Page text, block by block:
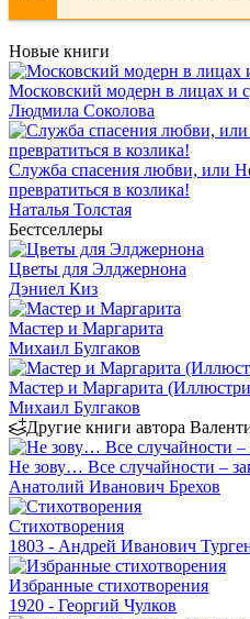
Новые книги
Московский модерн в лицах и
Людмила Соколова
Служба спасения любви, или
превратиться в козлика!
Наталья Толстая
Бестселлеры
Цветы для Элджернона
Дэниел Киз
Мастер и Маргарита
Михаил Булгаков
Мастер и Маргарита
Михаил Булгаков
Другие книги автора
Не зову… Все случайности –
Анатолий Иванович Брехов
Стихотворения
1803 - Андрей Иванович
Избранные стихотворения
1920 - Георгий Чулков